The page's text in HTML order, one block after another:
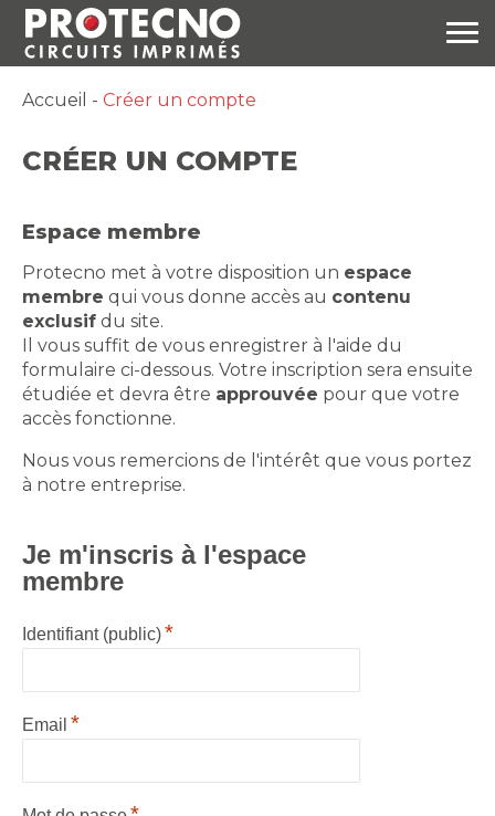
Accueil - Créer un compte
CRÉER UN COMPTE
Espace membre
Protecno met à votre disposition un espace
membre qui vous donne accès au contenu
exclusif du site.
Il vous suffit de vous enregistrer à l'aide du
formulaire ci-dessous. Votre inscription sera ensuite
étudiée et devra être approuvée pour que votre
accès fonctionne.
Nous vous remercions de l'intérêt que vous portez
à notre entreprise.
Je m'inscris à l'espace
membre
Identifiant (public)*
Email *